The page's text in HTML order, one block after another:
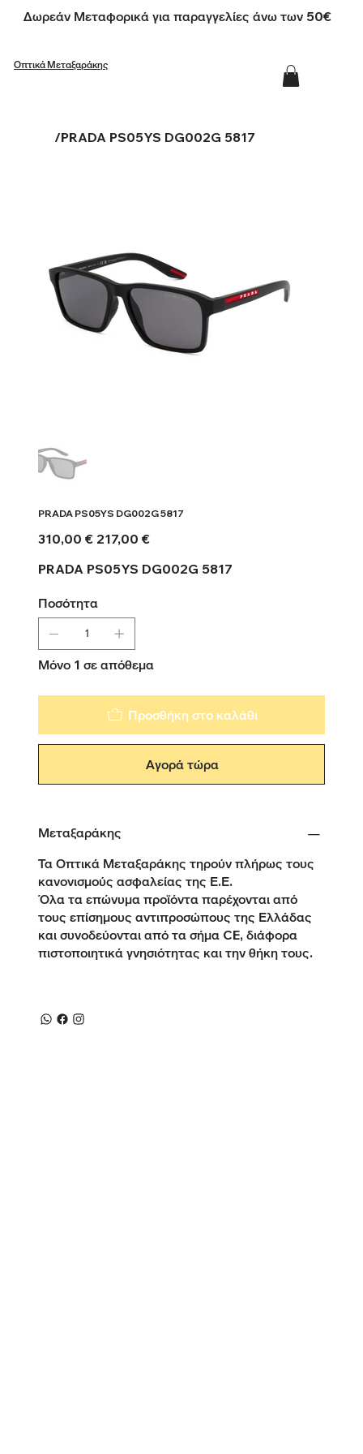
Δωρεάν Μεταφορικά για παραγγελίες άνω των 50€
Οπτικά Μεταξαράκης
/PRADA PS05YS DG002G 5817
PRADA PS05YS DG002G 5817
Αρχική
τιμή
310,00 € Τιμή
έκπτωσης
217,00 €
PRADA PS05YS DG002G 5817
Ποσότητα
Μόνο 1 σε απόθεμα
Προσθήκη στο καλάθι
Αγορά τώρα
Μεταξαράκης
Τα Οπτικά Μεταξαράκης τηρούν πλήρως τους
κανονισμούς ασφαλείας της Ε.Ε.
Όλα τα επώνυμα προϊόντα παρέχονται από
τους επίσημους αντιπροσώπους της Ελλάδας
και συνοδεύονται από τα σήμα CE, διάφορα
πιστοποιητικά γνησιότητας και την θήκη τους.